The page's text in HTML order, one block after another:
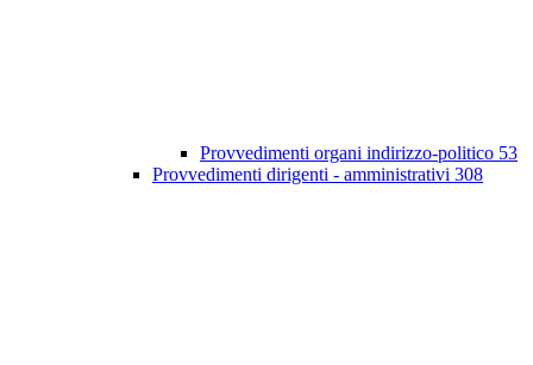
Provvedimenti organi indirizzo-politico 53
Provvedimenti dirigenti - amministrativi 308